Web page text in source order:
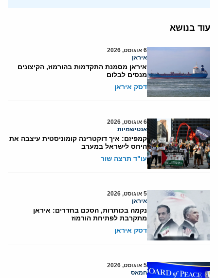
עוד בנושא
6 אוגוסט, 2026
איראן
איראן מסמנת התקדמות בהורמוז, הקיצונים
מנסים לבלום
דסק איראן
6 אוגוסט, 2026
אנטישמיות
קמפיזם: איך דוקטרינה קומוניסטית עיצבה את
היחס לישראל במערב
עו"ד תרצה שור
5 אוגוסט, 2026
איראן
נקמה בכותרות, הסכם בחדרים: איראן
מתקרבת לפתיחת הורמוז
דסק איראן
5 אוגוסט, 2026
חמאס